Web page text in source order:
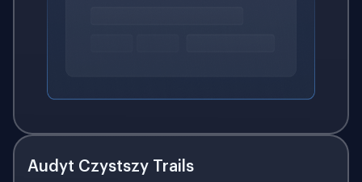
Audyt Czystszy Trails